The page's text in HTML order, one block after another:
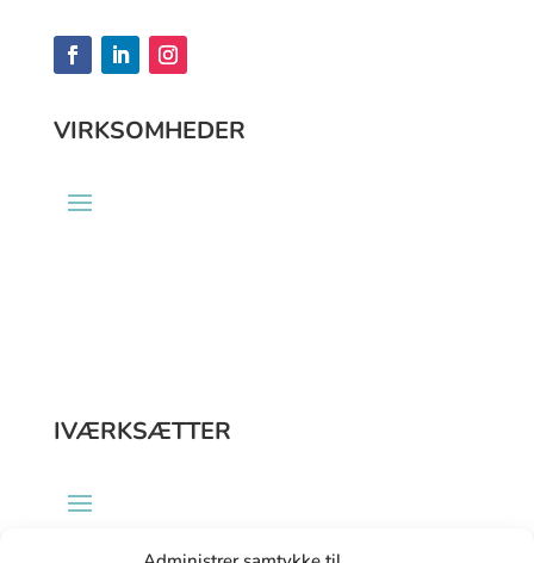
VIRKSOMHEDER
IVÆRKSÆTTER